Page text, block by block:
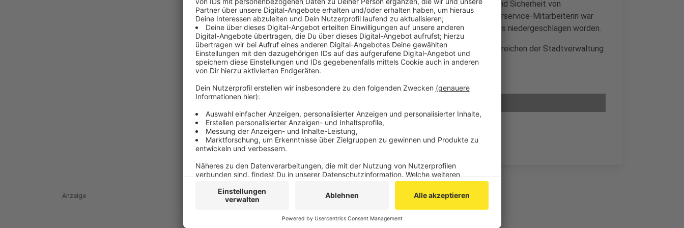
Verbände und Organisationen setzen sich darin für mehr Schutz und Sicherheit von
Beschäftigten ein und tauschen sich untereinander aus. Die Bürgerservice-Mitarbeiterin war
wegen ihrer sexuellen Orientierung in der Nähe ihres Arbeitsplatzes niedergeschlagen worden.
Für verbale oder körperliche Gewalt sei in Stolberg und in allen Bereichen der Stadtverwaltung
kein Platz, so Stolbergs Bürgermeister Patrick Haas.
Anzeige
Anzeige